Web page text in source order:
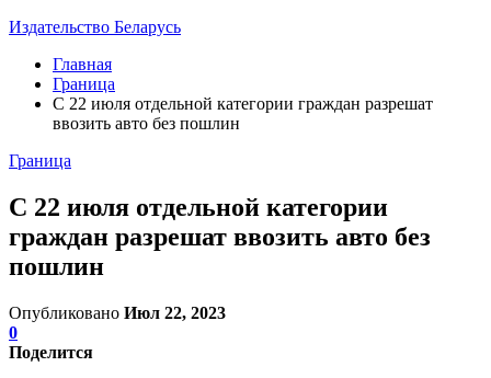
Издательство Беларусь
Главная
Граница
С 22 июля отдельной категории граждан разрешат
ввозить авто без пошлин
Граница
С 22 июля отдельной категории
граждан разрешат ввозить авто без
пошлин
Опубликовано Июл 22, 2023
0
Поделится